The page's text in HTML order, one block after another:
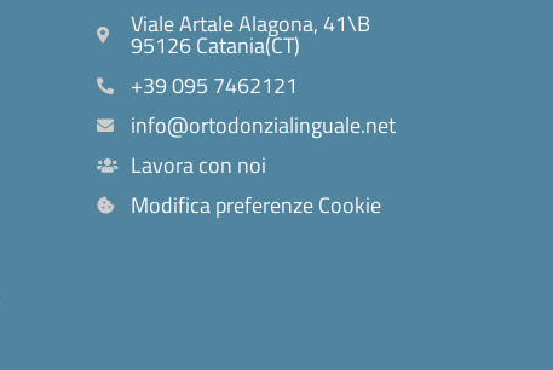
Viale Artale Alagona, 41\B
95126 Catania(CT)
+39 095 7462121
info@ortodonzialinguale.net
Lavora con noi
Modifica preferenze Cookie